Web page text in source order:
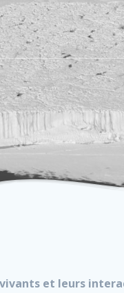
et leurs